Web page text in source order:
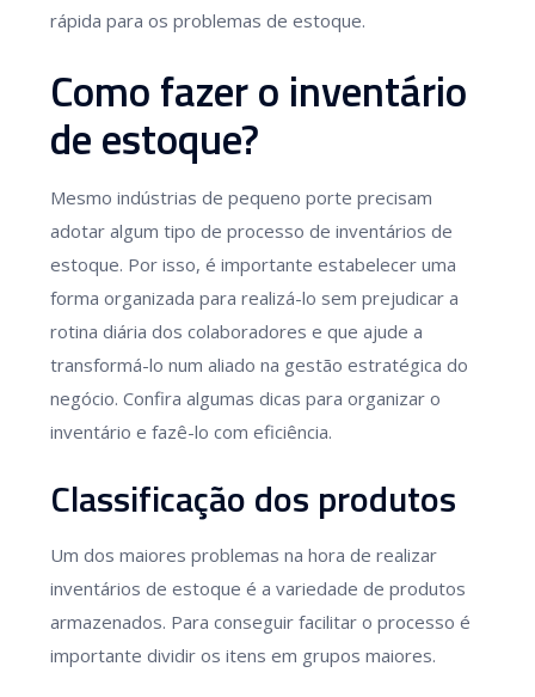
rápida para os problemas de estoque.
Como fazer o inventário
de estoque?
Mesmo indústrias de pequeno porte precisam
adotar algum tipo de processo de inventários de
estoque. Por isso, é importante estabelecer uma
forma organizada para realizá-lo sem prejudicar a
rotina diária dos colaboradores e que ajude a
transformá-lo num aliado na gestão estratégica do
negócio. Confira algumas dicas para organizar o
inventário e fazê-lo com eficiência.
Classificação dos produtos
Um dos maiores problemas na hora de realizar
inventários de estoque é a variedade de produtos
armazenados. Para conseguir facilitar o processo é
importante dividir os itens em grupos maiores.